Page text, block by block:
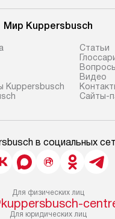
Мир Kuppersbusch
Kuppersbusch
Cтатьи
Видео
Сайты-
в социальных
Для физических лиц
Для юридических лиц